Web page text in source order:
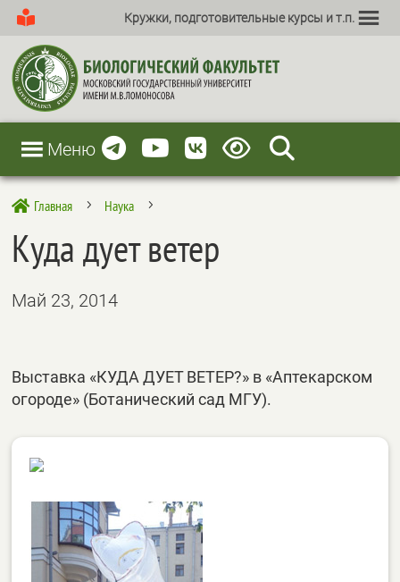
Кружки, подготовительные курсы и т.п.
Меню
 Главная 5 Наука 5
Куда дует ветер
Май 23, 2014
Выставка «КУДА ДУЕТ ВЕТЕР?» в «Аптекарском
огороде» (Ботанический сад МГУ).